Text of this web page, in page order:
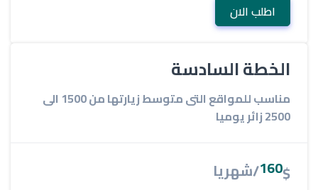
اطلب الان
الخطة السادسة
مناسب للمواقع التى متوسط زيارتها من 1500 الى
2500 زائر يوميا
$
160/شهريا